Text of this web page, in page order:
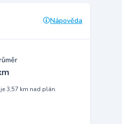
Nápověda
3,57 km nad plán.